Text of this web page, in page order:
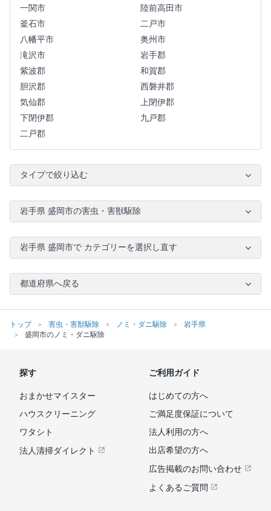
一関市
陸前高田市
釜石市
二戸市
八幡平市
奥州市
滝沢市
岩手郡
紫波郡
和賀郡
胆沢郡
西磐井郡
気仙郡
上閉伊郡
下閉伊郡
九戸郡
二戸郡
タイプで絞り込む
岩手県 盛岡市の害虫・害獣駆除
岩手県 盛岡市で カテゴリーを選択し直す
都道府県へ戻る
トップ 害虫・害獣駆除 ノミ・ダニ駆除
岩手県
盛岡市のノミ・ダニ駆除
探す
おまかせマイスター
ハウスクリーニング
ワタシト
法人清掃ダイレクト
ご利用ガイド
はじめての方へ
ご満足度保証について
法人利用の方へ
出店希望の方へ
広告掲載のお問い合わせ
よくあるご質問